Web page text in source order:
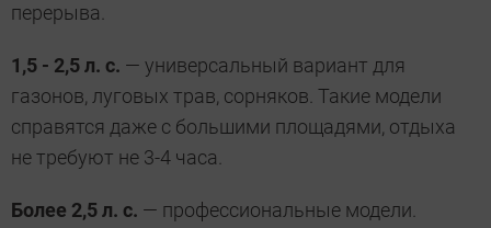
перерыва.
1,5 - 2,5 л. с. — универсальный вариант для
газонов, луговых трав, сорняков. Такие модели
справятся даже с большими площадями, отдыха
не требуют не 3-4 часа.
Более 2,5 л. с. — профессиональные модели.